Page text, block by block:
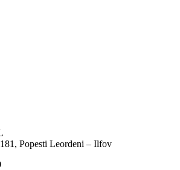
Popesti Leordeni – Ilfov